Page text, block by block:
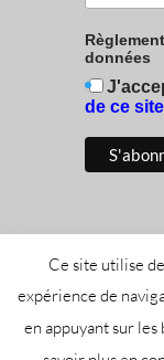
données
de ce site
Tous droits
Ce site utilise
expérience de
en appuyant sur